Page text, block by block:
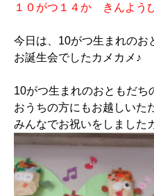
１０がつ１４か きんよう
今日は、10がつ生まれのお
お誕生会でしたカメカメ♪
10がつ生まれのおともだち
おうちの方にもお越しいた
みんなでお祝いをしました